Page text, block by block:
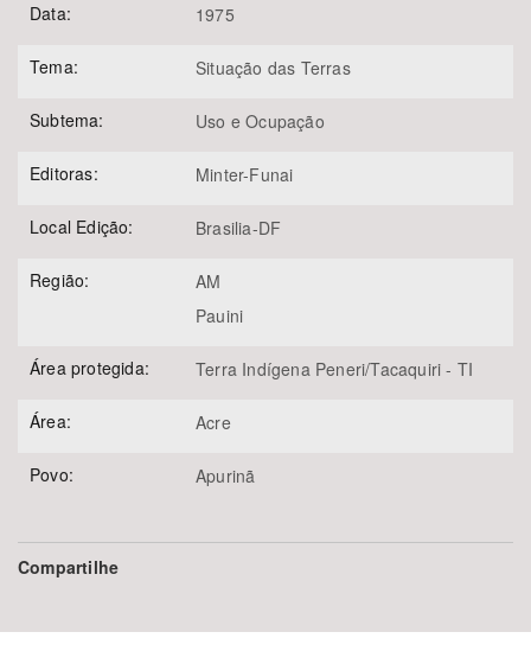
Data: 1975
Tema: Situação das Terras
Subtema: Uso e Ocupação
Editoras: Minter-Funai
Local Edição: Brasilia-DF
Região:
AM
Pauini
Área protegida: Terra Indígena Peneri/Tacaquiri - TI
Área: Acre
Povo: Apurinã
Compartilhe